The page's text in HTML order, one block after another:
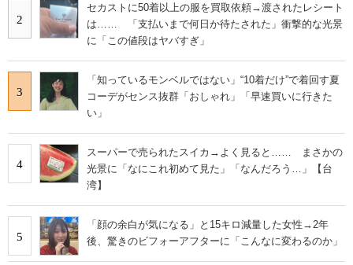
2
セカストに50着以上の服を買取依頼→渡されたレシート
は…… 「支払いまで何日か待たされた」衝撃的な光景
に「この値段はヤバすぎ」
3
「知っているモンベルではない」“10着だけ”で着回す夏
コーデがセンス抜群「おしゃれ」「早速買いに行きた
い」
4
スーパーで売られたスイカ→よく見ると…… まさかの
光景に「なにこれ初めて見た」「なんだろう…」【台
湾】
5
「顔の余白が気になる」と15キロ減量した女性→2年
後、驚きのビフォーアフターに「こんなに変わるのか」